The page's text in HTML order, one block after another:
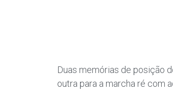
Duas memórias de posição
outra para a marcha ré com